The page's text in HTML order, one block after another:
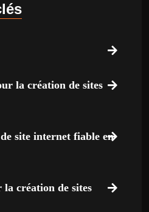
la création de sites
site internet fiable en
création de sites